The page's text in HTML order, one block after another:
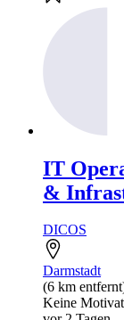
IT
&
DICOS
Darmstadt
(6 km
Keine